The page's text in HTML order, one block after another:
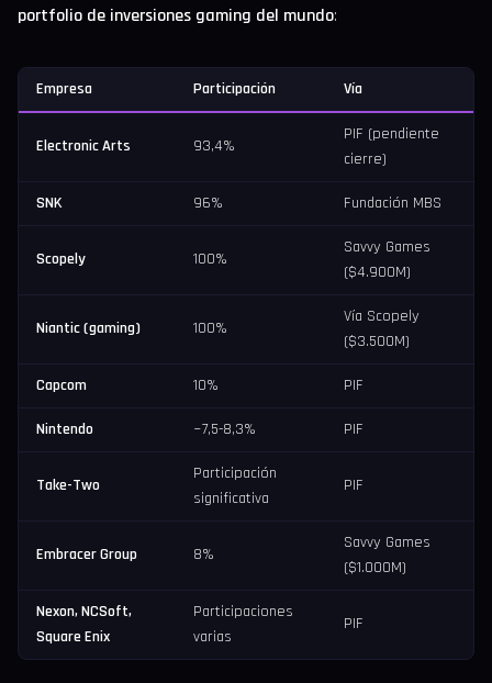
portfolio de inversiones gaming del mundo:
Empresa Participación Vía
Electronic Arts 93,4%
PIF (pendiente
cierre)
SNK 96% Fundación MBS
Scopely 100%
Savvy Games
($4.900M)
Niantic (gaming) 100%
Vía Scopely
($3.500M)
Capcom 10% PIF
Nintendo ~7,5-8,3% PIF
Take-Two
Participación
significativa
PIF
Embracer Group 8%
Savvy Games
($1.000M)
Nexon, NCSoft,
Square Enix
Participaciones
varias
PIF